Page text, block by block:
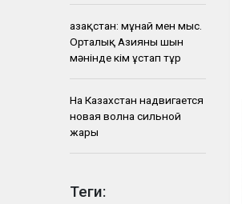
Қазақстан: мұнай мен мыс.
Орталық Азияны шын
мәнінде кім ұстап тұр
На Казахстан надвигается
новая волна сильной
жары
Теги: